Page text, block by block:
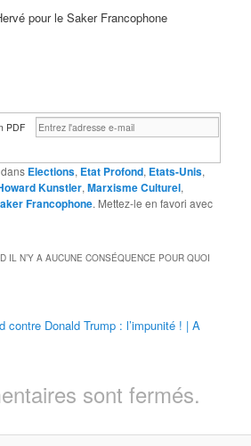
pour le Saker Francophone
PDF
Elections, Etat Profond, Etats-Unis,
Kunstler,Marxisme Culturel,
Francophone. Mettez-le en favori avec
IL N’Y A AUCUNE CONSÉQUENCE POUR QUOI
contre Donald Trump : l’impunité ! | A
sont fermés.